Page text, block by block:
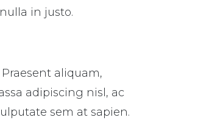
in justo.
aliquam,
adipiscing nisl, ac
sem at sapien.